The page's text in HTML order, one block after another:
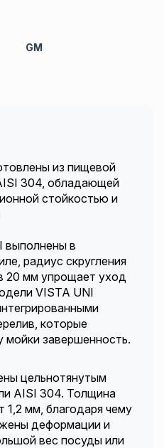
GM
из пищевой
304, обладающей
стойкостью и
выполнены в
радиус скругления
20 мм упрощает уход
VISTA UNI
которые
мойки завершенность.
цельнотянутым
AISI 304. Толщина
1,2 мм, благодаря чему
деформации и
вес посуды или